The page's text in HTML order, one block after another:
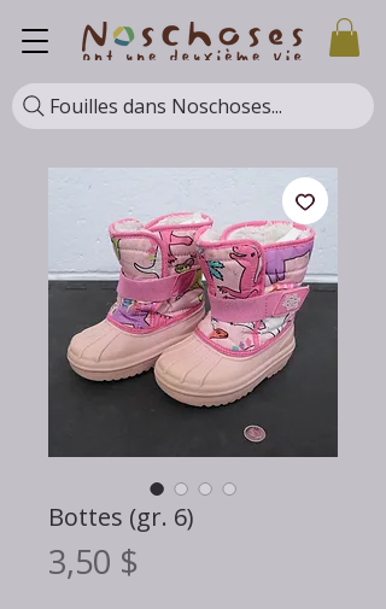
Fouilles dans Noschoses...
Bottes (gr. 6)
3,50 $